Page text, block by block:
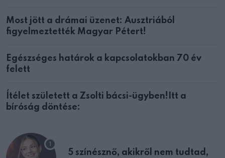
Most jött a drámai üzenet: Ausztriából
figyelmeztették Magyar Pétert!
Egészséges határok a kapcsolatokban 70 év
felett
Ítélet született a Zsolti bácsi-ügyben!Itt a
bíróság döntése:
5 színésznő, akikről nem tudtad,